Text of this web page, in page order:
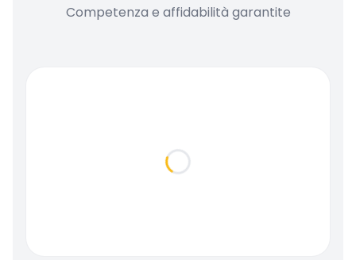
Competenza e affidabilità garantite
Loading...